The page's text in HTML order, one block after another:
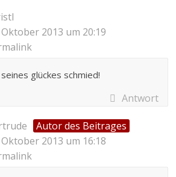
Oktober 2013 um 20:19
glückes schmied!
Antwort
Autor des Beitrages
Oktober 2013 um 16:18